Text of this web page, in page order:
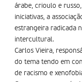
árabe, crioulo e
iniciativas, a
estrangeira radicada
intercultural.
Carlos Vieira,
do tema tendo em
de racismo e